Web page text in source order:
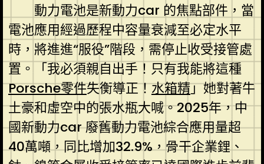
動力電池是新動力car 的焦點部件，當
電池應用經過歷程中容量衰減至必定水平
時，將進進“服役”階段，需停止收受接管處
置。「我必須親自出手！只有我能將這種
Porsche零件失衡導正！水箱精」她對著牛
土豪和虛空中的張水瓶大喊。2025年，中
國新動力car 廢舊動力電池綜合應用量超
40萬噸，同比增加32.9%，骨干企業鋰、